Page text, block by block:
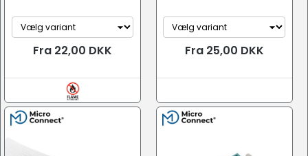
Fra 22,00 DKK Fra 25,00 DKK